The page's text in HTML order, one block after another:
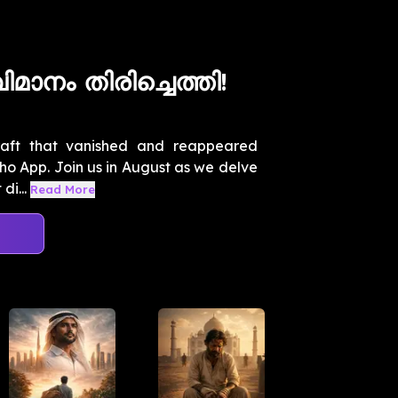
തിരിച്ചെത്തി!
that vanished and reappeared
App. Join us in August as we delve
Read More